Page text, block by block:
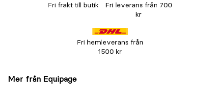
Fri frakt till butik
Fri leverans från 700
kr
Fri hemleverans från
1500 kr
Mer från Equipage